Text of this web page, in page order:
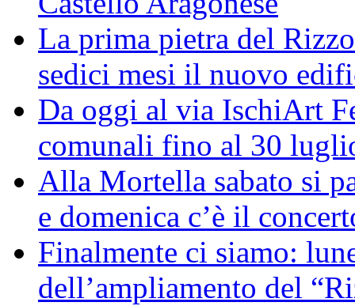
La prima pietra del
sedici mesi il nuovo
Da oggi al via IschiArt
comunali fino al 30
Alla Mortella sabato si
e domenica c’è il
Finalmente ci siamo:
dell’ampliamento del